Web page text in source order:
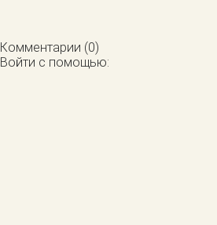
Комментарии (0)
Войти с помощью: